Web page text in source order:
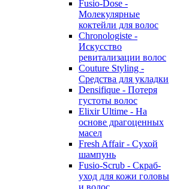
Fusio-Dose -
Молекулярные
коктейли для волос
Chronologiste -
Искусство
ревитализации волос
Couture Styling -
Средства для укладки
Densifique - Потеря
густоты волос
Elixir Ultime - На
основе драгоценных
масел
Fresh Affair - Сухой
шампунь
Fusio-Scrub - Скраб-
уход для кожи головы
и волос